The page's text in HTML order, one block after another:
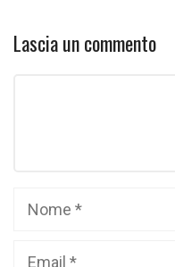
Lascia un commento